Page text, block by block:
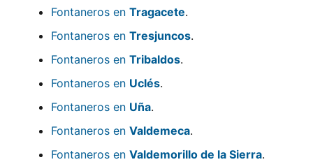
Fontaneros en Tragacete.
Fontaneros en Tresjuncos.
Fontaneros en Tribaldos.
Fontaneros en Uclés.
Fontaneros en Uña.
Fontaneros en Valdemeca.
Fontaneros en Valdemorillo de la Sierra.